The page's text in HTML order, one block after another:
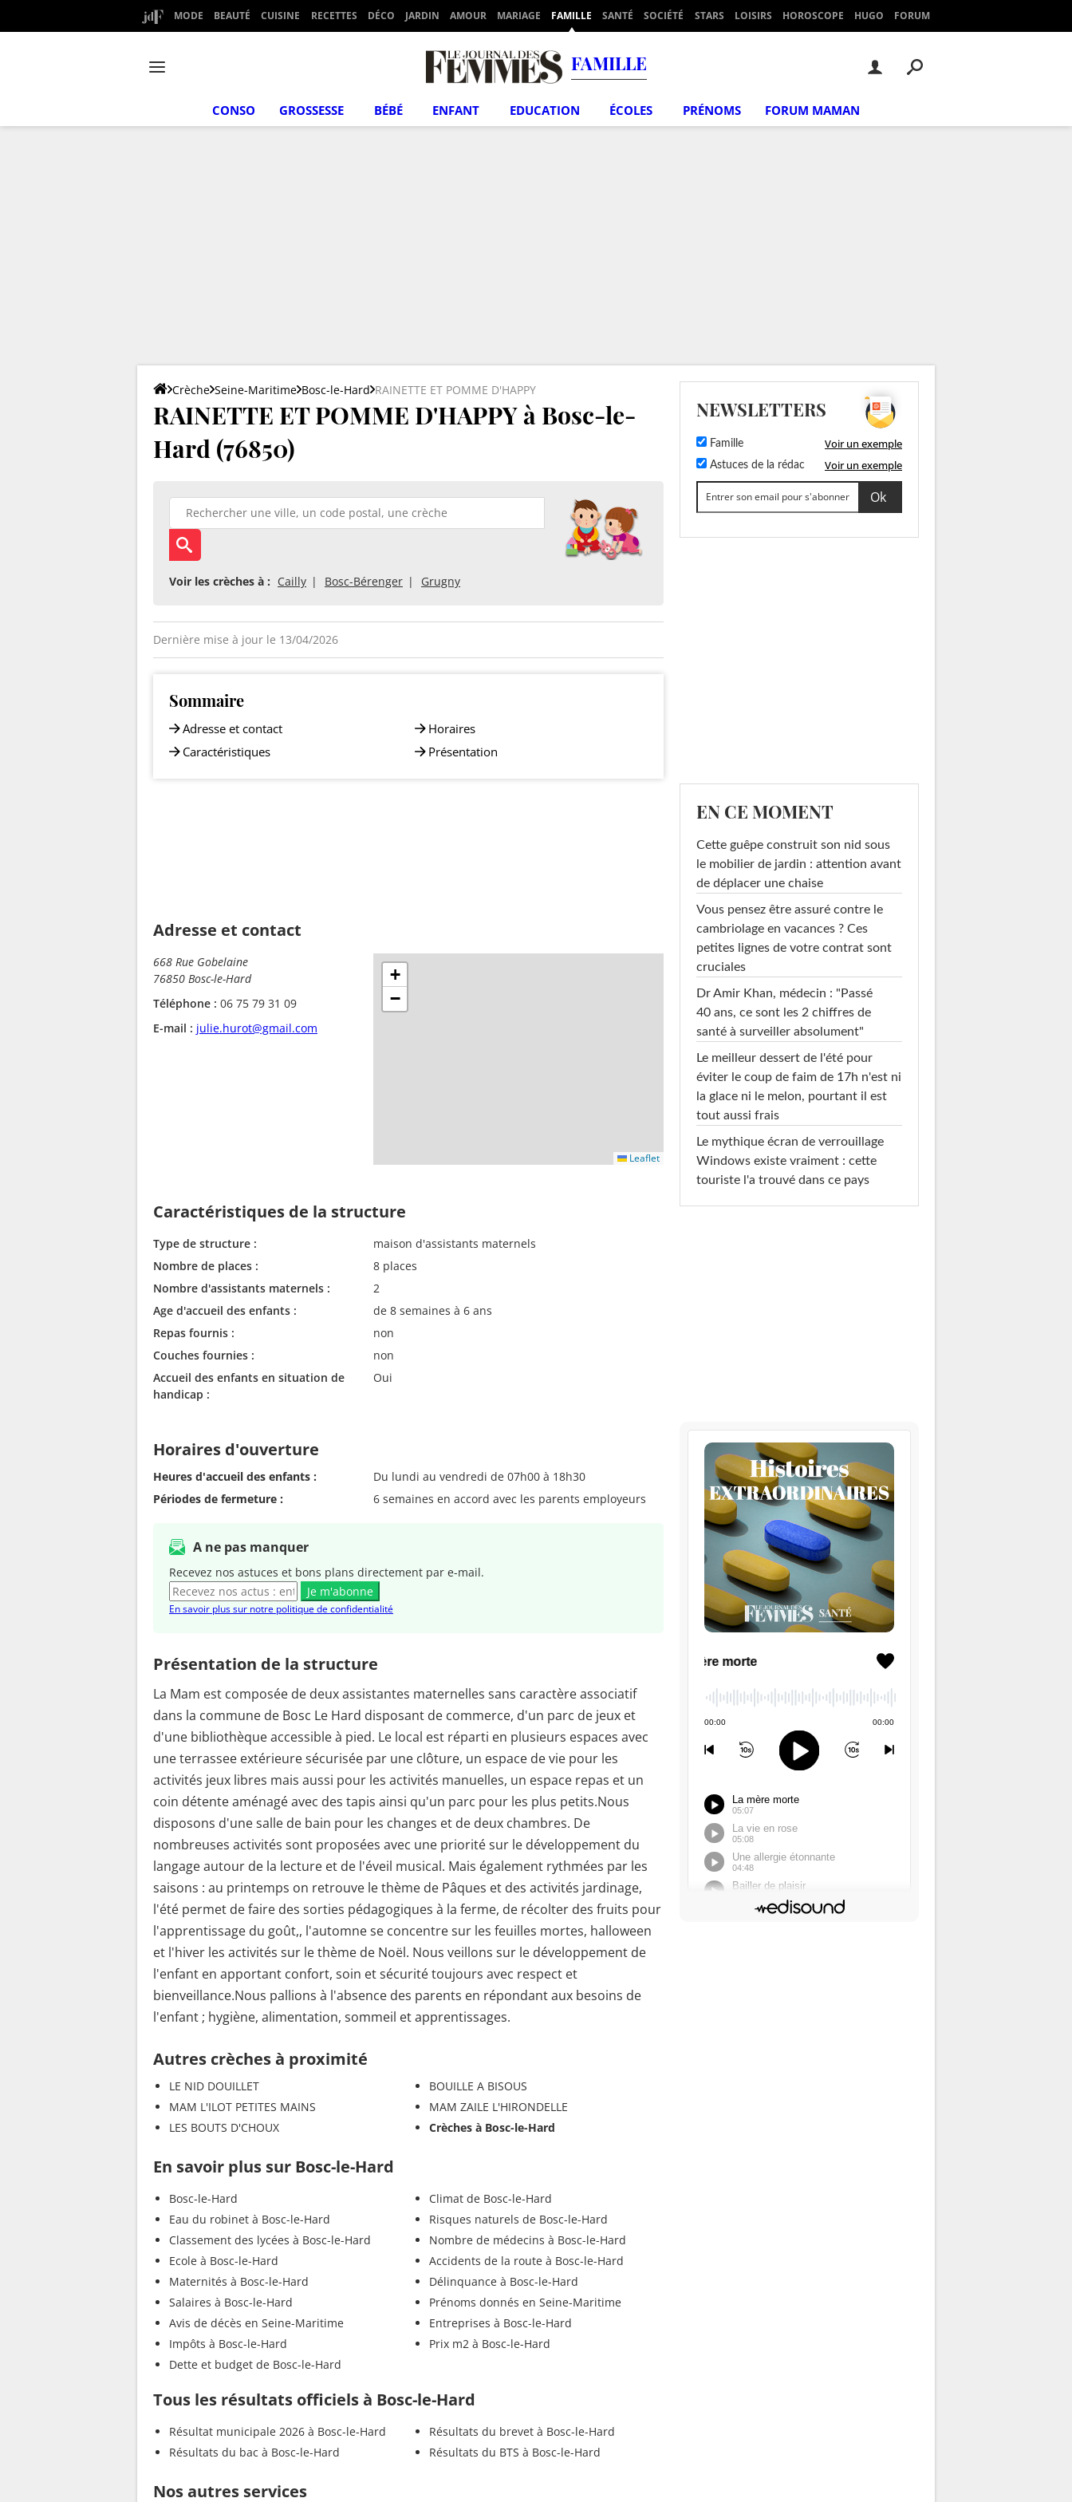
MODE BEAUTÉ CUISINE RECETTES DÉCO JARDIN AMOUR MARIAGE FAMILLE SANTÉ SOCIÉTÉ STARS LOISIRS HOROSCOPE HUGO FORUM
FAMILLE
CONSO GROSSESSE BÉBÉ ENFANT EDUCATION ÉCOLES PRÉNOMS FORUM MAMAN
Crèche Seine-Maritime Bosc-le-Hard RAINETTE ET POMME D'HAPPY
RAINETTE ET POMME D'HAPPY à Bosc-le-
Hard (76850)
Voir les crèches à : Cailly Bosc-Bérenger Grugny
Dernière mise à jour le 13/04/2026
Sommaire
Adresse et contact
Caractéristiques
Horaires
Présentation
Adresse et contact
668 Rue Gobelaine
76850 Bosc-le-Hard
Téléphone : 06 75 79 31 09
E-mail : julie.hurot@gmail.com
+
−
Leaflet
Caractéristiques de la structure
Type de structure :
maison d'assistants maternels
Nombre de places :
8 places
Nombre d'assistants maternels :
2
Age d'accueil des enfants :
de 8 semaines à 6 ans
Repas fournis :
non
Couches fournies :
non
Accueil des enfants en situation de
handicap :
Oui
Horaires d'ouverture
Heures d'accueil des enfants :
Du lundi au vendredi de 07h00 à 18h30
Périodes de fermeture :
6 semaines en accord avec les parents employeurs
A ne pas manquer
Recevez nos astuces et bons plans directement par e-mail.
Je m'abonne
En savoir plus sur notre politique de confidentialité
Présentation de la structure
La Mam est composée de deux assistantes maternelles sans caractère associatif
dans la commune de Bosc Le Hard disposant de commerce, d'un parc de jeux et
d'une bibliothèque accessible à pied. Le local est réparti en plusieurs espaces avec
une terrassee extérieure sécurisée par une clôture, un espace de vie pour les
activités jeux libres mais aussi pour les activités manuelles, un espace repas et un
coin détente aménagé avec des tapis ainsi qu'un parc pour les plus petits.Nous
disposons d'une salle de bain pour les changes et de deux chambres. De
nombreuses activités sont proposées avec une priorité sur le développement du
langage autour de la lecture et de l'éveil musical. Mais également rythmées par les
saisons : au printemps on retrouve le thème de Pâques et des activités jardinage,
l'été permet de faire des sorties pédagogiques à la ferme, de récolter des fruits pour
l'apprentissage du goût,, l'automne se concentre sur les feuilles mortes, halloween
et l'hiver les activités sur le thème de Noël. Nous veillons sur le développement de
l'enfant en apportant confort, soin et sécurité toujours avec respect et
bienveillance.Nous pallions à l'absence des parents en répondant aux besoins de
l'enfant ; hygiène, alimentation, sommeil et apprentissages.
Autres crèches à proximité
LE NID DOUILLET
MAM L'ILOT PETITES MAINS
LES BOUTS D'CHOUX
BOUILLE A BISOUS
MAM ZAILE L'HIRONDELLE
Crèches à Bosc-le-Hard
En savoir plus sur Bosc-le-Hard
Bosc-le-Hard
Eau du robinet à Bosc-le-Hard
Classement des lycées à Bosc-le-Hard
Ecole à Bosc-le-Hard
Maternités à Bosc-le-Hard
Salaires à Bosc-le-Hard
Avis de décès en Seine-Maritime
Impôts à Bosc-le-Hard
Dette et budget de Bosc-le-Hard
Climat de Bosc-le-Hard
Risques naturels de Bosc-le-Hard
Nombre de médecins à Bosc-le-Hard
Accidents de la route à Bosc-le-Hard
Délinquance à Bosc-le-Hard
Prénoms donnés en Seine-Maritime
Entreprises à Bosc-le-Hard
Prix m2 à Bosc-le-Hard
Tous les résultats officiels à Bosc-le-Hard
Résultat municipale 2026 à Bosc-le-Hard
Résultats du bac à Bosc-le-Hard
Résultats du brevet à Bosc-le-Hard
Résultats du BTS à Bosc-le-Hard
Nos autres services
NEWSLETTERS
Famille Voir un exemple
Astuces de la rédac Voir un exemple
EN CE MOMENT
Cette guêpe construit son nid sous
le mobilier de jardin : attention avant
de déplacer une chaise
Vous pensez être assuré contre le
cambriolage en vacances ? Ces
petites lignes de votre contrat sont
cruciales
Dr Amir Khan, médecin : "Passé
40 ans, ce sont les 2 chiffres de
santé à surveiller absolument"
Le meilleur dessert de l'été pour
éviter le coup de faim de 17h n'est ni
la glace ni le melon, pourtant il est
tout aussi frais
Le mythique écran de verrouillage
Windows existe vraiment : cette
touriste l'a trouvé dans ce pays